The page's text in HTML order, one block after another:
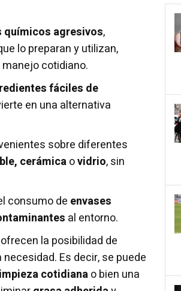
químicos agresivos,
lo preparan y utilizan,
manejo cotidiano.
fáciles de
en una alternativa
sobre diferentes
cerámicaovidrio, sin
consumo de envases
al entorno.
ofrecen la posibilidad de
necesidad. Es decir, se puede
cotidianao bien una